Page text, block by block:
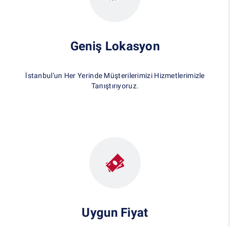
Geniş Lokasyon
İstanbul'un Her Yerinde Müşterilerimizi Hizmetlerimizle
Tanıştırıyoruz.
Uygun Fiyat